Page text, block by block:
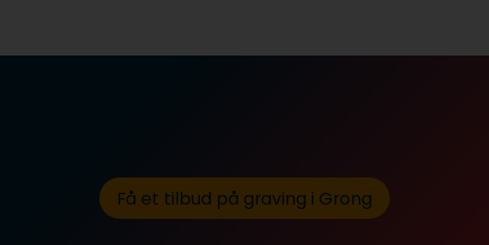
Få et tilbud på graving i Grong